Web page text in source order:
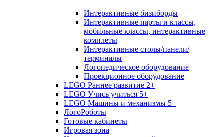
Интерактивные бизиборды
Интерактивные парты и классы,
мобильные классы, интерактивные
комплеты
Интерактивные столы/панели/
терминалы
Логопедическое оборудование
Проекционное оборудование
LEGO Раннее развитие 2+
LEGO Учись учиться 5+
LEGO Машины и механизмы 5+
ЛогоРоботы
Готовые кабинеты
Игровая зона